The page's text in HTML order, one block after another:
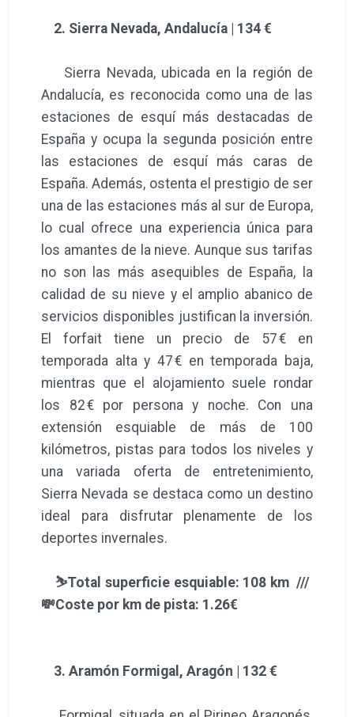
2. Sierra Nevada, Andalucía | 134 €
Sierra Nevada, ubicada en la región de
Andalucía, es reconocida como una de las
estaciones de esquí más destacadas de
España y ocupa la segunda posición entre
las estaciones de esquí más caras de
España. Además, ostenta el prestigio de ser
una de las estaciones más al sur de Europa,
lo cual ofrece una experiencia única para
los amantes de la nieve. Aunque sus tarifas
no son las más asequibles de España, la
calidad de su nieve y el amplio abanico de
servicios disponibles justifican la inversión.
El forfait tiene un precio de 57 € en
temporada alta y 47 € en temporada baja,
mientras que el alojamiento suele rondar
los 82 € por persona y noche. Con una
extensión esquiable de más de 100
kilómetros, pistas para todos los niveles y
una variada oferta de entretenimiento,
Sierra Nevada se destaca como un destino
ideal para disfrutar plenamente de los
deportes invernales.
⛷️Total superficie esquiable: 108 km ///
💸Coste por km de pista: 1.26€
3. Aramón Formigal, Aragón | 132 €